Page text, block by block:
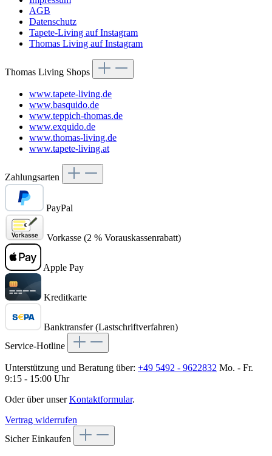
AGB
Datenschutz
Tapete-Living auf Instagram
Thomas Living auf Instagram
Thomas Living Shops
www.tapete-living.de
www.basquido.de
www.teppich-thomas.de
www.exquido.de
www.thomas-living.de
www.tapete-living.at
Zahlungsarten
PayPal
Vorkasse (2 % Vorauskassenrabatt)
Apple Pay
Kreditkarte
Banktransfer (Lastschriftverfahren)
Service-Hotline
Unterstützung und Beratung über: +49 5492 - 9622832 Mo. - Fr.
9:15 - 15:00 Uhr
Oder über unserKontaktformular.
Vertrag widerrufen
Sicher Einkaufen